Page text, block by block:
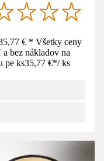
€ * Všetky ceny
bez nákladov na
pe ks35,77 €*/ ks